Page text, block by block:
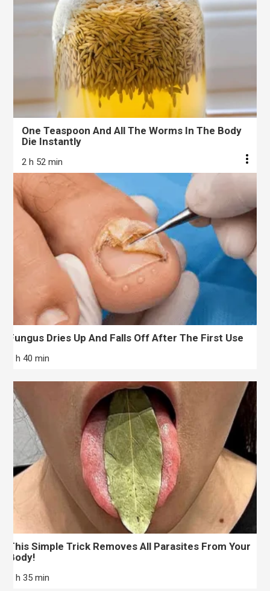
One Teaspoon And All The Worms In The Body
Die Instantly
2 h 52 min
Fungus Dries Up And Falls Off After The First Use
3 h 40 min
This Simple Trick Removes All Parasites From Your
Body!
7 h 35 min